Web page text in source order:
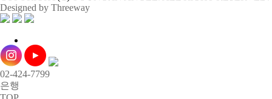
Designed by Threeway
02-424-7799
은행